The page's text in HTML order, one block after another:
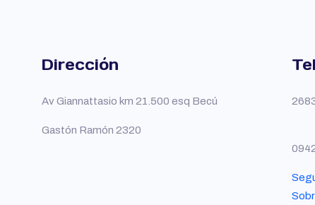
opciones
se
elegir
Dirección
Av Giannattasio km 21.500 esq Becú
Gastón Ramón 2320